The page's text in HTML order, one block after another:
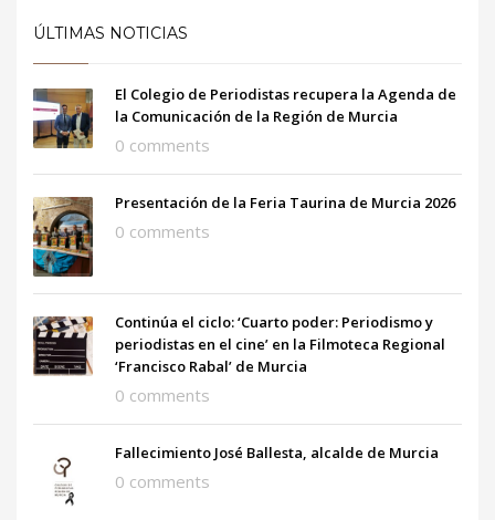
ÚLTIMAS NOTICIAS
El Colegio de Periodistas recupera la Agenda de
la Comunicación de la Región de Murcia
0 comments
Presentación de la Feria Taurina de Murcia 2026
0 comments
Continúa el ciclo: ‘Cuarto poder: Periodismo y
periodistas en el cine’ en la Filmoteca Regional
‘Francisco Rabal’ de Murcia
0 comments
Fallecimiento José Ballesta, alcalde de Murcia
0 comments